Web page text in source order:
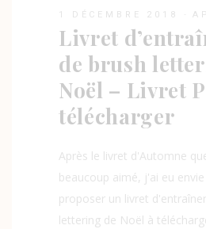
1 DÉCEMBRE 2018
Livret
de brush
Noël – Livret
télécharger
Après le livret d'Automne
beaucoup aimé, j'ai eu
proposer un livret
lettering de Noël à